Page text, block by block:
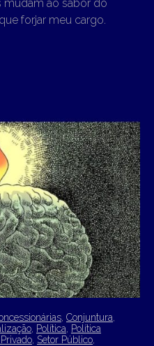
mudam ao sabor do
forjar meu cargo.
Conjuntura
Política
Política
Setor Público